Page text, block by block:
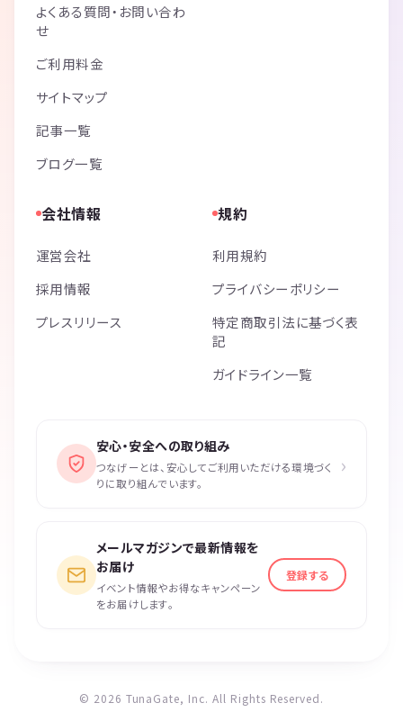
よくある質問・お問い合わ
せ
ご利用料金
サイトマップ
記事一覧
ブログ一覧
会社情報
運営会社
採用情報
プレスリリース
規約
利用規約
プライバシーポリシー
特定商取引法に基づく表
記
ガイドライン一覧
安心・安全への取り組み
つなげーとは、安心してご利用いただける環境づく
りに取り組んでいます。
›
メールマガジンで最新情報を
お届け
イベント情報やお得なキャンペーン
をお届けします。
登録する
© 2026 TunaGate, Inc. All Rights Reserved.